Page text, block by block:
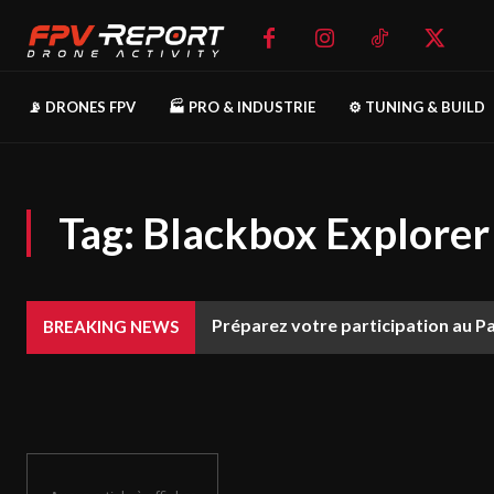
📡 DRONES FPV 🏭 PRO & INDUSTRIE ⚙️ TUNING & BUILD
Tag: Blackbox Explorer
BREAKING NEWS Préparez votre participation au